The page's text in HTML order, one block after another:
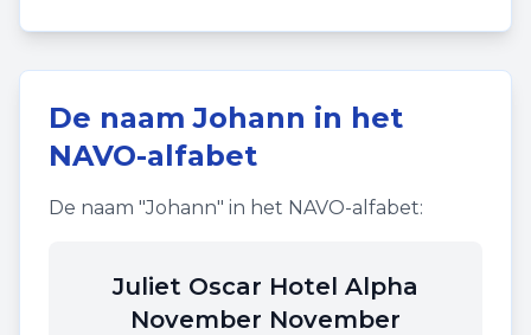
De naamJohann in het
NAVO-alfabet
De naam "Johann" in het NAVO-alfabet:
Juliet Oscar Hotel Alpha
November November